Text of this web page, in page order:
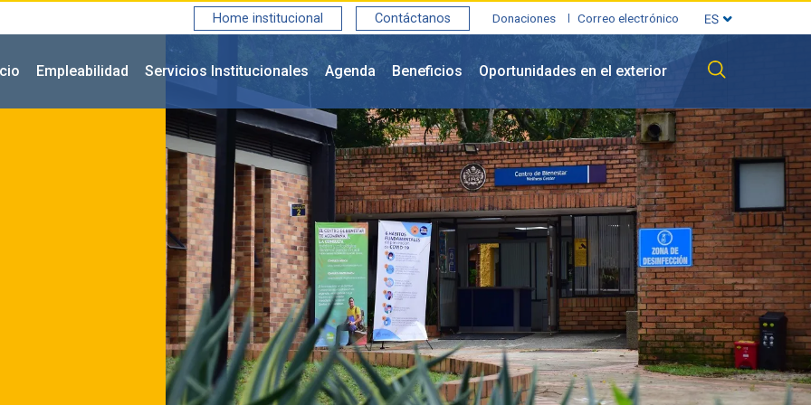
Donaciones Correo electrónico
Home institucional Contáctanos
Empleabilidad Servicios Institucionales Agenda Beneficios Oportunidades en el exterior